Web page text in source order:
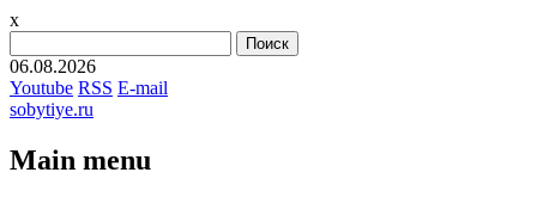
x
06.08.2026
Youtube RSS E-mail
sobytiye.ru
Main menu